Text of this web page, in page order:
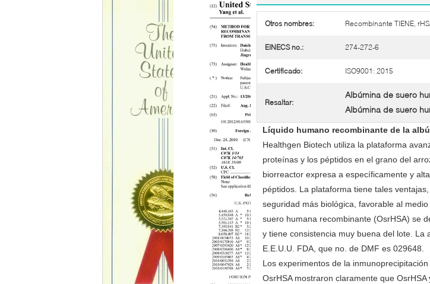
Otros nombres: Recombinante TIENE,
EINECS no.: 274-272-6
Certificado: ISO9001: 2015
Resaltar:
Albúmina de suero
Albúmina de suero
Líquido humano recombinante de la
Healthgen Biotech utiliza la plataforma
proteínas y los péptidos en el grano del
biorreactor expresa a específicamente y
péptidos. La plataforma tiene tales
seguridad más biológica, favorable al
suero humana recombinante (OsrHSA) se
y tiene consistencia muy buena del lote.
E.E.U.U. FDA, que no. de DMF es 029648.
Los experimentos de la
OsrHSA mostraron claramente que